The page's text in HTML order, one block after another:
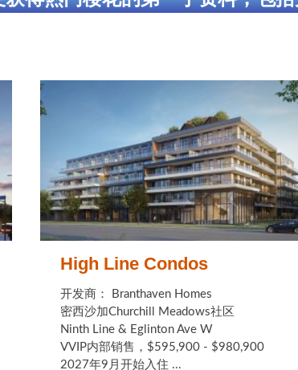
High Line Condos
开发商： Branthaven Homes
密西沙加Churchill Meadows社区
Ninth Line & Eglinton Ave W
VVIP内部销售，$595,900 - $980,900
2027年9月开始入住 ...